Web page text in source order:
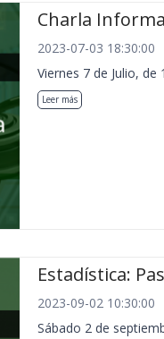
Charla
2023-07-03 18:30:00
Viernes 7 de Julio, de
Leer más
Estadística:
2023-09-02 10:30:00
Sábado 2 de